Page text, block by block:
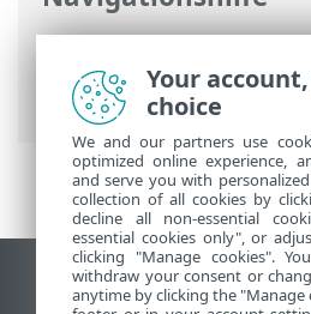
ESET Online-Hilfe>
Premium
>Erweiterte
Fehlerbehebung > Log-
Desktop-Site anzeigen
Your
choice
We and our partners use
optimized online experience,
and serve you with
collection of all cookies by
decline all non-essential
essential cookies only", or
clicking "Manage cookies".
withdraw your consent or
anytime by clicking the